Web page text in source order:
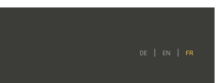
DE EN FR